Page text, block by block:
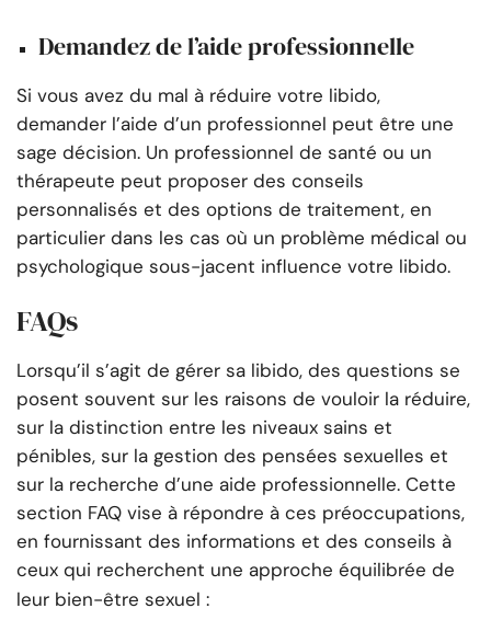
Demandez de l’aide professionnelle
Si vous avez du mal à réduire votre libido,
demander l’aide d’un professionnel peut être une
sage décision. Un professionnel de santé ou un
thérapeute peut proposer des conseils
personnalisés et des options de traitement, en
particulier dans les cas où un problème médical ou
psychologique sous-jacent influence votre libido.
FAQs
Lorsqu’il s’agit de gérer sa libido, des questions se
posent souvent sur les raisons de vouloir la réduire,
sur la distinction entre les niveaux sains et
pénibles, sur la gestion des pensées sexuelles et
sur la recherche d’une aide professionnelle. Cette
section FAQ vise à répondre à ces préoccupations,
en fournissant des informations et des conseils à
ceux qui recherchent une approche équilibrée de
leur bien-être sexuel :